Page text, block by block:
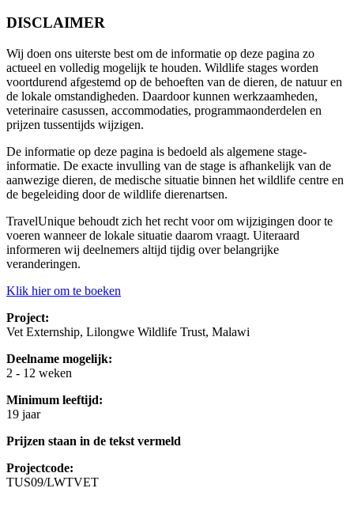
DISCLAIMER
Wij doen ons uiterste best om de informatie op deze pagina zo
actueel en volledig mogelijk te houden. Wildlife stages worden
voortdurend afgestemd op de behoeften van de dieren, de natuur en
de lokale omstandigheden. Daardoor kunnen werkzaamheden,
veterinaire casussen, accommodaties, programmaonderdelen en
prijzen tussentijds wijzigen.
De informatie op deze pagina is bedoeld als algemene stage-
informatie. De exacte invulling van de stage is afhankelijk van de
aanwezige dieren, de medische situatie binnen het wildlife centre en
de begeleiding door de wildlife dierenartsen.
TravelUnique behoudt zich het recht voor om wijzigingen door te
voeren wanneer de lokale situatie daarom vraagt. Uiteraard
informeren wij deelnemers altijd tijdig over belangrijke
veranderingen.
Klik hier om te boeken
Project:
Vet Externship, Lilongwe Wildlife Trust, Malawi
Deelname mogelijk:
2 - 12 weken
Minimum leeftijd:
19 jaar
Prijzen staan in de tekst vermeld
Projectcode:
TUS09/LWTVET